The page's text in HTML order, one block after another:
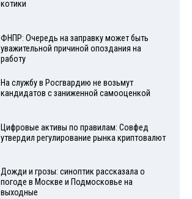
котики
ФНПР: Очередь на заправку может быть
уважительной причиной опоздания на
работу
На службу в Росгвардию не возьмут
кандидатов с заниженной самооценкой
Цифровые активы по правилам: Совфед
утвердил регулирование рынка криптовалют
Дожди и грозы: синоптик рассказала о
погоде в Москве и Подмосковье на
выходные